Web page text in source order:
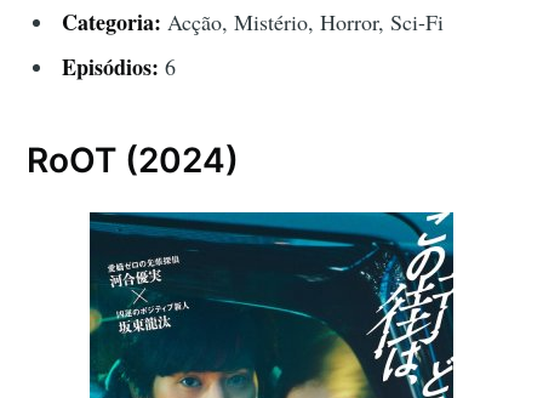
Categoria: Acção, Mistério, Horror, Sci-Fi
Episódios: 6
RoOT (2024)